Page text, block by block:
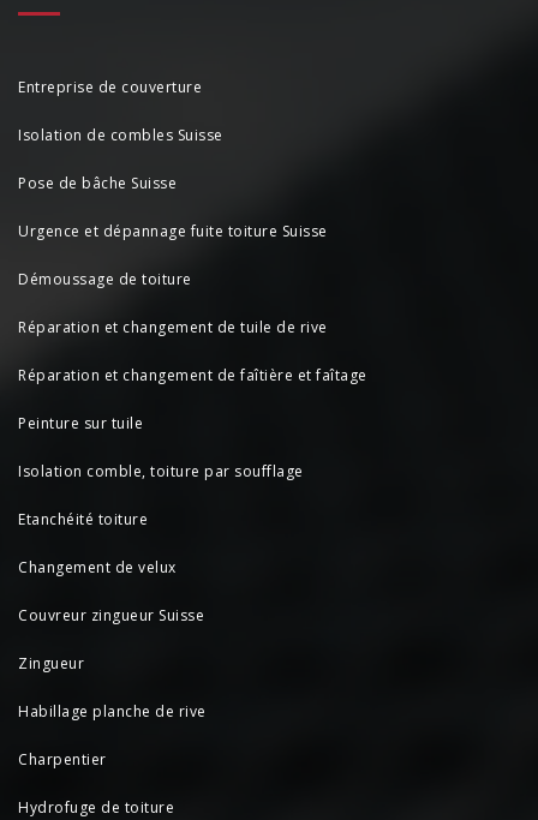
Entreprise de couverture
Isolation de combles Suisse
Pose de bâche Suisse
Urgence et dépannage fuite toiture Suisse
Démoussage de toiture
Réparation et changement de tuile de rive
Réparation et changement de faîtière et faîtage
Peinture sur tuile
Isolation comble, toiture par soufflage
Etanchéité toiture
Changement de velux
Couvreur zingueur Suisse
Zingueur
Habillage planche de rive
Charpentier
Hydrofuge de toiture